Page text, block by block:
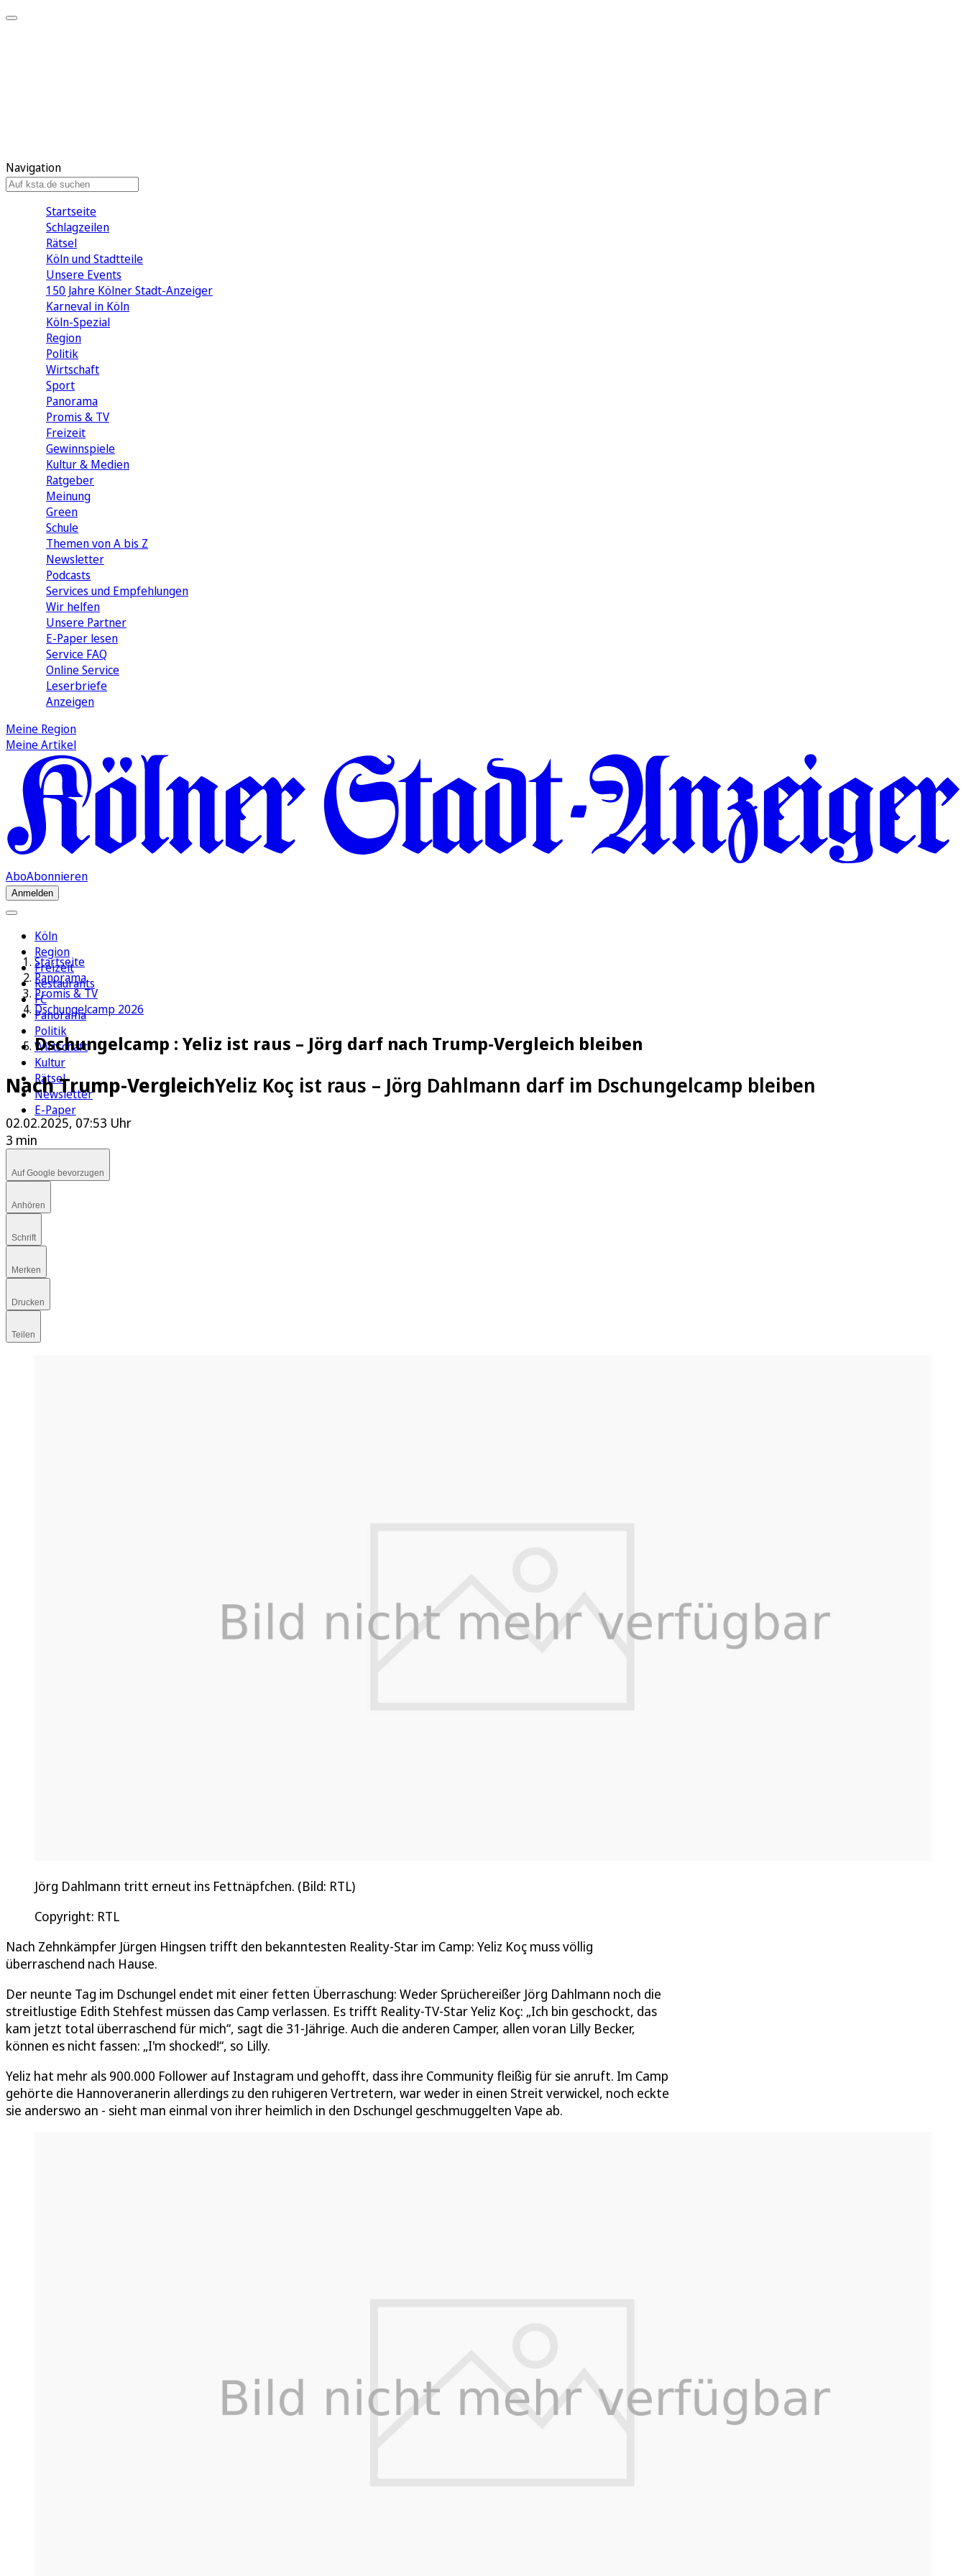
Navigation
Startseite
Schlagzeilen
Rätsel
Köln und Stadtteile
Unsere Events
150 Jahre Kölner Stadt-Anzeiger
Karneval in Köln
Köln-Spezial
Region
Politik
Wirtschaft
Sport
Panorama
Promis & TV
Freizeit
Gewinnspiele
Kultur & Medien
Ratgeber
Meinung
Green
Schule
Themen von A bis Z
Newsletter
Podcasts
Services und Empfehlungen
Wir helfen
Unsere Partner
E-Paper lesen
Service FAQ
Online Service
Leserbriefe
Anzeigen
Meine Region
Meine Artikel
AboAbonnieren
Anmelden
Köln
Region
Freizeit
Restaurants
FC
Panorama
Politik
Wirtschaft
Kultur
Rätsel
Newsletter
E-Paper
Startseite
Panorama
Promis & TV
Dschungelcamp 2026
Dschungelcamp : Yeliz ist raus – Jörg darf nach Trump-Vergleich bleiben
Nach Trump-VergleichYeliz Koç ist raus – Jörg Dahlmann darf im Dschungelcamp bleiben
02.02.2025, 07:53 Uhr
3 min
Auf Google bevorzugen
Anhören
Schrift
Merken
Drucken
Teilen
Jörg Dahlmann tritt erneut ins Fettnäpfchen. (Bild: RTL)
Copyright: RTL
Nach Zehnkämpfer Jürgen Hingsen trifft den bekanntesten Reality-Star im Camp: Yeliz Koç muss völlig
überraschend nach Hause.
Der neunte Tag im Dschungel endet mit einer fetten Überraschung: Weder Sprüchereißer Jörg Dahlmann noch die
streitlustige Edith Stehfest müssen das Camp verlassen. Es trifft Reality-TV-Star Yeliz Koç: „Ich bin geschockt, das
kam jetzt total überraschend für mich“, sagt die 31-Jährige. Auch die anderen Camper, allen voran Lilly Becker,
können es nicht fassen: „I'm shocked!“, so Lilly.
Yeliz hat mehr als 900.000 Follower auf Instagram und gehofft, dass ihre Community fleißig für sie anruft. Im Camp
gehörte die Hannoveranerin allerdings zu den ruhigeren Vertretern, war weder in einen Streit verwickel, noch eckte
sie anderswo an - sieht man einmal von ihrer heimlich in den Dschungel geschmuggelten Vape ab.